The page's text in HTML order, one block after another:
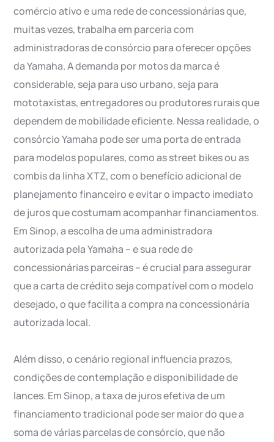
comércio ativo e uma rede de concessionárias que,
muitas vezes, trabalha em parceria com
administradoras de consórcio para oferecer opções
da Yamaha. A demanda por motos da marca é
considerable, seja para uso urbano, seja para
mototaxistas, entregadores ou produtores rurais que
dependem de mobilidade eficiente. Nessa realidade, o
consórcio Yamaha pode ser uma porta de entrada
para modelos populares, como as street bikes ou as
combis da linha XTZ, com o benefício adicional de
planejamento financeiro e evitar o impacto imediato
de juros que costumam acompanhar financiamentos.
Em Sinop, a escolha de uma administradora
autorizada pela Yamaha – e sua rede de
concessionárias parceiras – é crucial para assegurar
que a carta de crédito seja compatível com o modelo
desejado, o que facilita a compra na concessionária
autorizada local.
Além disso, o cenário regional influencia prazos,
condições de contemplação e disponibilidade de
lances. Em Sinop, a taxa de juros efetiva de um
financiamento tradicional pode ser maior do que a
soma de várias parcelas de consórcio, que não